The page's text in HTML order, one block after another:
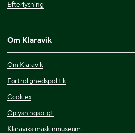
Efterlysning
Om Klaravik
Om Klaravik
Fortrolighedspolitik
Cookies
Oplysningspligt
Klaraviks maskinmuseum